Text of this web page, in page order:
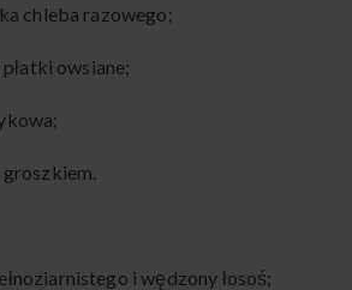
chleba razowego;
owsiane;
i wędzony łosoś;